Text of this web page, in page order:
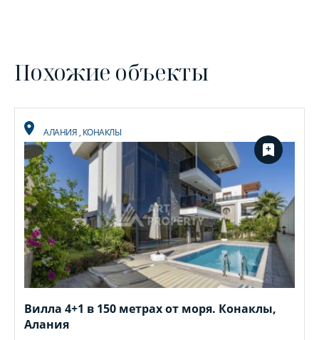
Похожие объекты
АЛАНИЯ, КОНАКЛЫ
Вилла 4+1 в 150 метрах от моря. Конаклы,
Алания